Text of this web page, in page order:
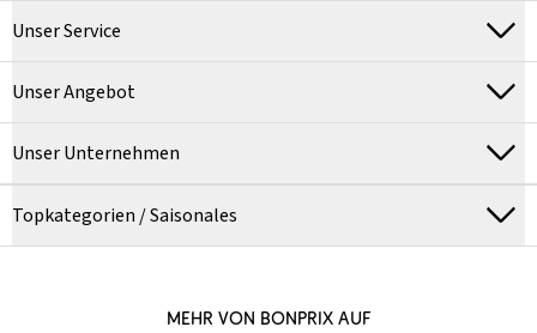
Unser Service
Unser Angebot
Unser Unternehmen
Topkategorien / Saisonales
MEHR VON BONPRIX AUF